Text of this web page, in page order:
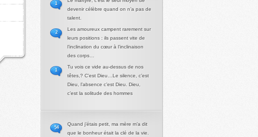
devenir célèbre quand on n’a pas de
talent.
1
Les amoureux campent rarement sur
leurs positions : ils passent vite de
l’inclination du cœur à l’inclinaison
des corps…
2
Tu vois ce vide au-dessus de nos
têtes,? C’est Dieu…Le silence, c’est
Dieu, l’absence c’est Dieu. Dieu,
c’est la solitude des hommes
1
Quand j’étais petit, ma mère m’a dit
que le bonheur était la clé de la vie.
54